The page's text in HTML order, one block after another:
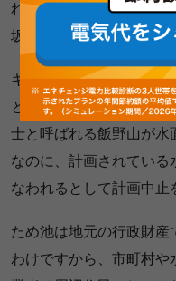
れ、計画反対に賛同する
坂出市に提出されました
キャンペーンを立ち上
となる坂出市川津町の蓮
士と呼ばれる飯野山が水
なのに、計画されている
なわれるとして計画中止
ため池は地元の行政財産
わけですから、市町村や